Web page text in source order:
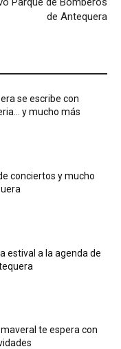
de Antequera
se escribe con
y mucho más
conciertos y mucho
estival a la agenda de
te espera con